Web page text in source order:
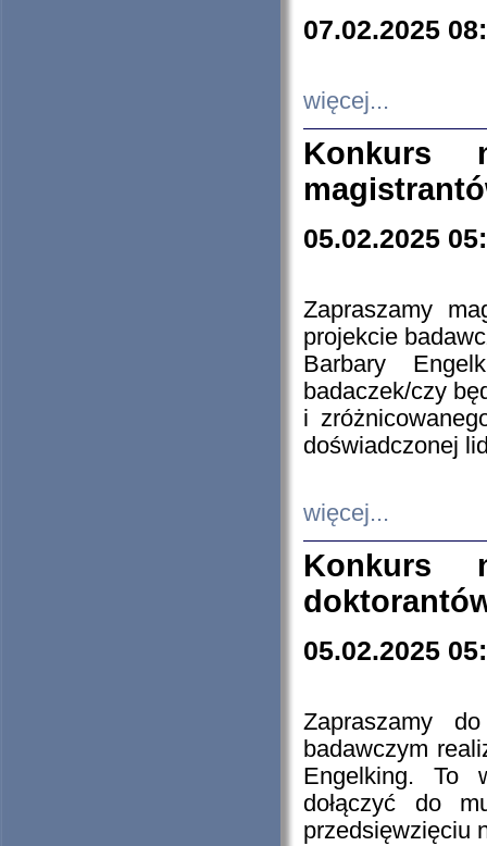
07.02.2025
więcej...
Konkurs
05.02.2025
Zapraszamy
projekcie
Barbary
badaczek/czy
i
doświadczonej
więcej...
Konkurs
05.02.2025
Zapraszamy
badawczym
Engelking. To
dołączyć do
przedsięwzięciu